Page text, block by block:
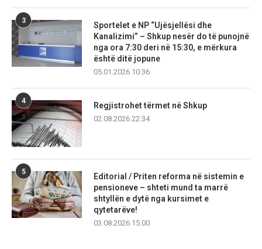
3
Sportelet e NP “Ujësjellësi dhe
Kanalizimi” – Shkup nesër do të punojnë
nga ora 7:30 deri në 15:30, e mërkura
është ditë jopune
05.01.2026 10:36
4
Regjistrohet tërmet në Shkup
02.08.2026 22:34
5
Editorial / Priten reforma në sistemin e
pensioneve – shteti mund ta marrë
shtyllën e dytë nga kursimet e
qytetarëve!
03.08.2026 15:00